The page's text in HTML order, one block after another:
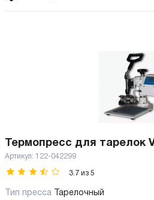
Термопресс для тарелок
Артикул: 122-042299
3.7 из 5
Тип пресса
Тарелочный